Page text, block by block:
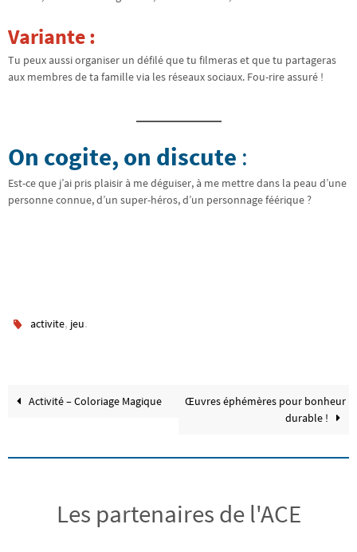
Variante :
Tu peux aussi organiser un défilé que tu filmeras et que tu partageras
aux membres de ta famille via les réseaux sociaux. Fou-rire assuré !
On cogite, on discute :
Est-ce que j’ai pris plaisir à me déguiser, à me mettre dans la peau d’une
personne connue, d’un super-héros, d’un personnage féérique ?
activite, jeu.
Activité – Coloriage Magique
Œuvres éphémères pour bonheur
durable !
Les partenaires de l'ACE